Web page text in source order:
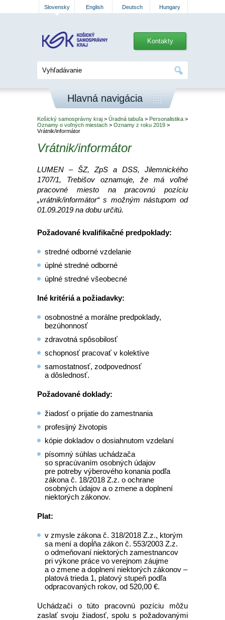
Slovensky English Deutsch Hungary
Kontakty
Hlavná navigácia
Košický samosprávny kraj > Úradná tabuľa > Personalistika >
Oznamy o voľných miestach > Oznamy z roku 2019 >
Vrátnik/informátor
Vrátnik/informátor
LUMEN – ŠZ, ZpS a DSS, Jilemnického
1707/1, Trebišov oznamuje, že má voľné
pracovné miesto na pracovnú pozíciu
„vrátnik/informátor“ s možným nástupom od
01.09.2019 na dobu určitú.
Požadované kvalifikačné predpoklady:
stredné odborné vzdelanie
úplné stredné odborné
úplné stredné všeobecné
Iné kritériá a požiadavky:
osobnostné a morálne predpoklady,
bezúhonnosť
zdravotná spôsobilosť
schopnosť pracovať v kolektíve
samostatnosť, zodpovednosť
a dôslednosť.
Požadované doklady:
žiadosť o prijatie do zamestnania
profesijný životopis
kópie dokladov o dosiahnutom vzdelaní
písomný súhlas uchádzača
so spracúvaním osobných údajov
pre potreby výberového konania podľa
zákona č. 18/2018 Z.z. o ochrane
osobných údajov a o zmene a doplnení
niektorých zákonov.
Plat:
v zmysle zákona č. 318/2018 Z.z., ktorým
sa mení a dopĺňa zákon č. 553/2003 Z.z.
o odmeňovaní niektorých zamestnancov
pri výkone práce vo verejnom záujme
a o zmene a doplnení niektorých zákonov –
platová trieda 1, platový stupeň podľa
odpracovaných rokov, od 520,00 €.
Uchádzači o túto pracovnú pozíciu môžu
zaslať svoju žiadosť, spolu s požadovanými